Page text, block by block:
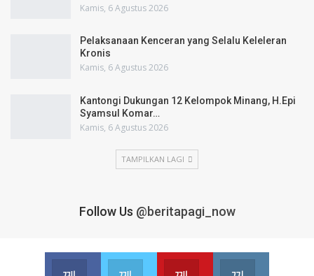
Kamis, 6 Agustus 2026
Pelaksanaan Kenceran yang Selalu Keleleran
Kronis
Kamis, 6 Agustus 2026
Kantongi Dukungan 12 Kelompok Minang, H.Epi
Syamsul Komar…
Kamis, 6 Agustus 2026
TAMPILKAN LAGI
Follow Us @beritapagi_now
Facebook Youtube